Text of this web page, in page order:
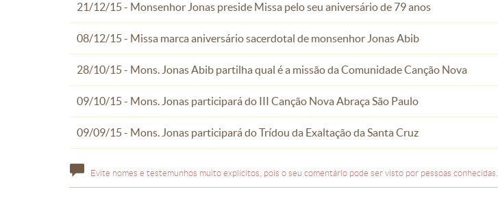
21/12/15 - Monsenhor Jonas preside Missa pelo seu aniversário de 79 anos
08/12/15 - Missa marca aniversário sacerdotal de monsenhor Jonas Abib
28/10/15 - Mons. Jonas Abib partilha qual é a missão da Comunidade Canção Nova
09/10/15 - Mons. Jonas participará do III Canção Nova Abraça São Paulo
09/09/15 - Mons. Jonas participará do Trídou da Exaltação da Santa Cruz
Evite nomes e testemunhos muito explícitos, pois o seu comentário pode ser visto por pessoas conhecidas.